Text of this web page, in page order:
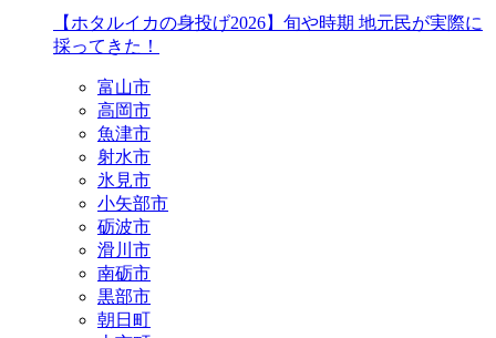
【ホタルイカの身投げ2026】旬や時期 地元民が実際に
採ってきた！
富山市
高岡市
魚津市
射水市
氷見市
小矢部市
砺波市
滑川市
南砺市
黒部市
朝日町